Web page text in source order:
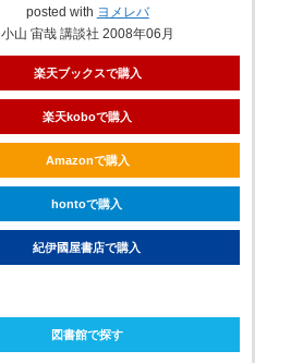
posted with ヨメレバ
小山 宙哉 講談社 2008年06月
楽天ブックスで購入
楽天koboで購入
Amazonで購入
hontoで購入
紀伊國屋書店で購入
図書館で探す